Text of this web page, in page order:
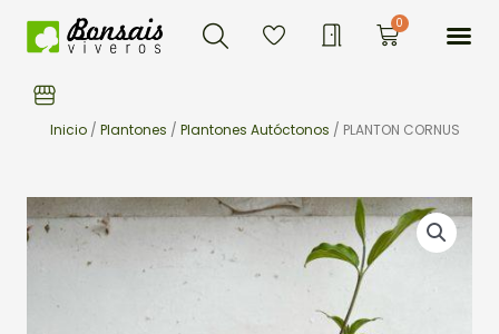
Buscar 0Carrito
Inicio / Plantones / Plantones Autóctonos / PLANTON CORNUS